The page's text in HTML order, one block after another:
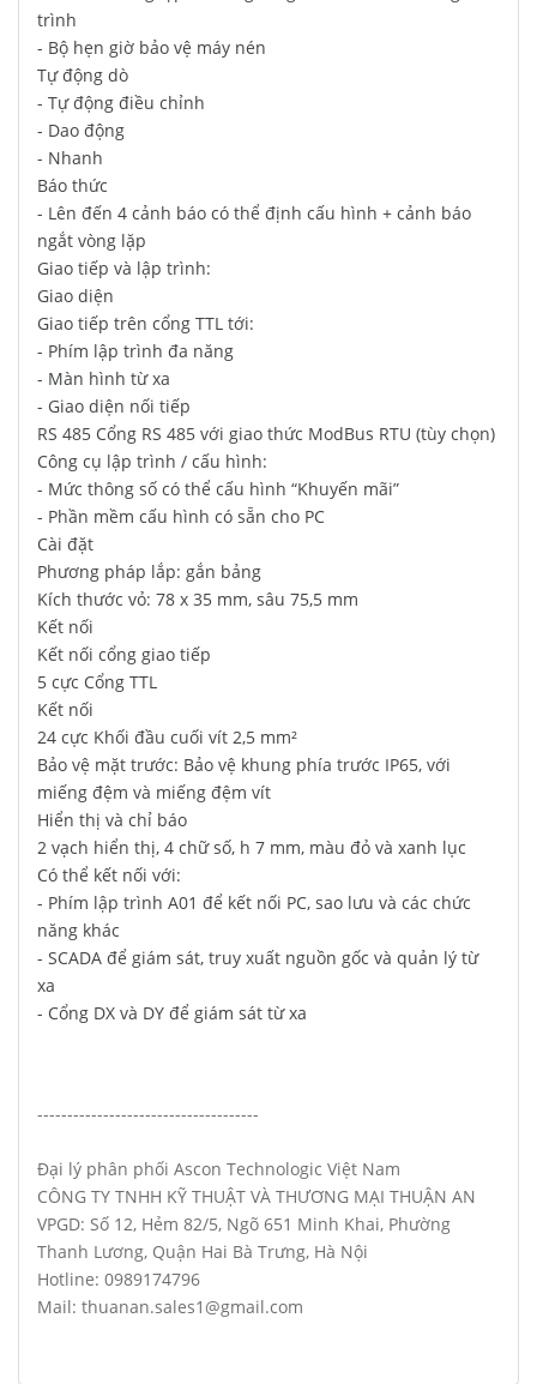
trình
- Bộ hẹn giờ bảo vệ máy nén
Tự động dò
- Tự động điều chỉnh
- Dao động
- Nhanh
Báo thức
- Lên đến 4 cảnh báo có thể định cấu hình + cảnh báo
ngắt vòng lặp
Giao tiếp và lập trình:
Giao diện
Giao tiếp trên cổng TTL tới:
- Phím lập trình đa năng
- Màn hình từ xa
- Giao diện nối tiếp
RS 485 Cổng RS 485 với giao thức ModBus RTU (tùy chọn)
Công cụ lập trình / cấu hình:
- Mức thông số có thể cấu hình “Khuyến mãi”
- Phần mềm cấu hình có sẵn cho PC
Cài đặt
Phương pháp lắp: gắn bảng
Kích thước vỏ: 78 x 35 mm, sâu 75,5 mm
Kết nối
Kết nối cổng giao tiếp
5 cực Cổng TTL
Kết nối
24 cực Khối đầu cuối vít 2,5 mm²
Bảo vệ mặt trước: Bảo vệ khung phía trước IP65, với
miếng đệm và miếng đệm vít
Hiển thị và chỉ báo
2 vạch hiển thị, 4 chữ số, h 7 mm, màu đỏ và xanh lục
Có thể kết nối với:
- Phím lập trình A01 để kết nối PC, sao lưu và các chức
năng khác
- SCADA để giám sát, truy xuất nguồn gốc và quản lý từ
xa
- Cổng DX và DY để giám sát từ xa
-------------------------------------
Đại lý phân phối Ascon Technologic Việt Nam
CÔNG TY TNHH KỸ THUẬT VÀ THƯƠNG MẠI THUẬN AN
VPGD: Số 12, Hẻm 82/5, Ngõ 651 Minh Khai, Phường
Thanh Lương, Quận Hai Bà Trưng, Hà Nội
Hotline: 0989174796
Mail: thuanan.sales1@gmail.com